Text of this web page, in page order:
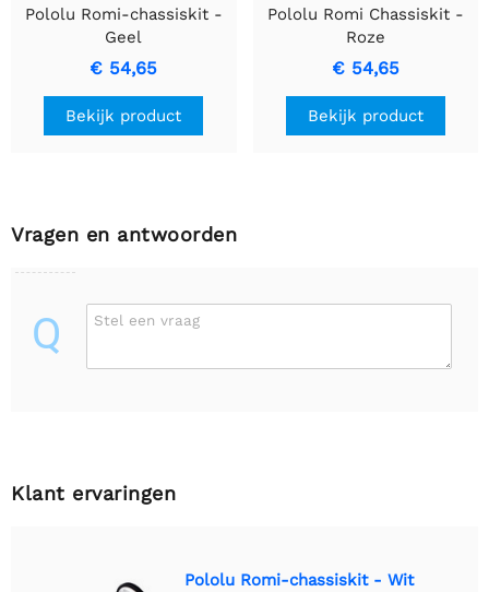
Pololu Romi-chassiskit -
Geel
€ 54,65
Bekijk product
Pololu Romi Chassiskit -
Roze
€ 54,65
Bekijk product
Vragen en antwoorden
Q Stel een vraag
Klant ervaringen
Pololu Romi-chassiskit - Wit